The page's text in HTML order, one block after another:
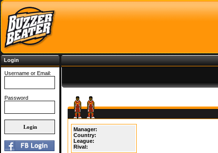
Login
Username or Email:
Password
Manager:
Country:
League:
Rival: